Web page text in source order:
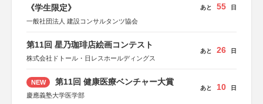
《学生限定》
一般社団法人 建設コンサルタンツ協会
あと 55 日
第11回 星乃珈琲店絵画コンテスト
株式会社ドトール・日レスホールディングス
あと 26 日
NEW 第11回 健康医療ベンチャー大賞
慶應義塾大学医学部
あと 10 日